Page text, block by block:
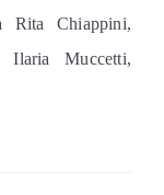
Rita Chiappini,
Muccetti,